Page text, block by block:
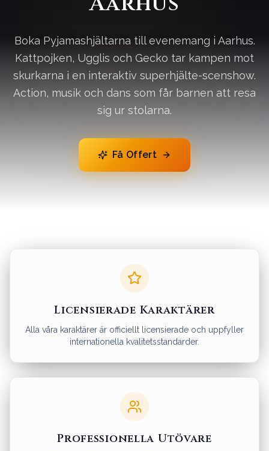
Boka Pyjamashjältarna till evenemang i Aarhus.
Kattpojken, Ugglis och Gecko tar kampen mot
skurkarna i en interaktiv superhjälte-scenshow.
Action, musik och dans som får barnen att resa
sig ur stolarna.
Få Offert
Licensierade Karaktärer
Alla våra karaktärer är officiellt licensierade och uppfyller
internationella kvalitetsstandarder.
Professionella Utövare